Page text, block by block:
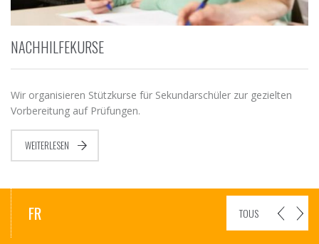
NACHHILFEKURSE
Wir organisieren Stützkurse für Sekundarschüler zur gezielten
Vorbereitung auf Prüfungen.
WEITERLESEN
FR TOUS